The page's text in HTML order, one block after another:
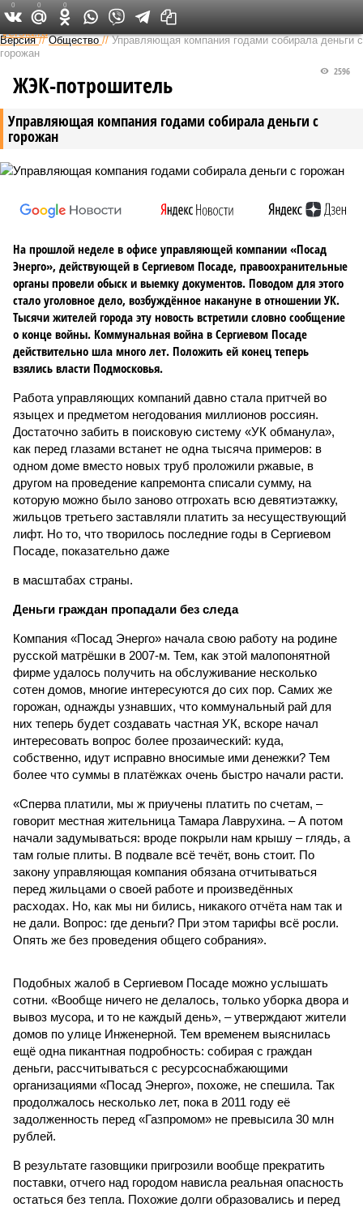
Федеральный выпуск
Версия //Общество //Управляющая компания годами собирала деньги с
горожан
Управляющая компания годами собирала деньги с
горожан
2596
ЖЭК-потрошитель
На прошлой неделе в офисе управляющей компании «Посад
Энерго», действующей в Сергиевом Посаде, правоохранительные
органы провели обыск и выемку документов. Поводом для этого
стало уголовное дело, возбуждённое накануне в отношении УК.
Тысячи жителей города эту новость встретили словно сообщение
о конце войны. Коммунальная война в Сергиевом Посаде
действительно шла много лет. Положить ей конец теперь
взялись власти Подмосковья.
Работа управляющих компаний давно стала притчей во
языцех и предметом негодования миллионов россиян.
Достаточно забить в поисковую систему «УК обманула»,
как перед глазами встанет не одна тысяча примеров: в
одном доме вместо новых труб проложили ржавые, в
другом на проведение капремонта списали сумму, на
которую можно было заново отгрохать всю девятиэтажку,
жильцов третьего заставляли платить за несуществующий
лифт. Но то, что творилось последние годы в Сергиевом
Посаде, показательно даже
в масштабах страны.
Деньги граждан пропадали без следа
Компания «Посад Энерго» начала свою работу на родине
русской матрёшки в 2007-м. Тем, как этой малопонятной
фирме удалось получить на обслуживание несколько
сотен домов, многие интересуются до сих пор. Самих же
горожан, однажды узнавших, что коммунальный рай для
них теперь будет создавать частная УК, вскоре начал
интересовать вопрос более прозаический: куда,
собственно, идут исправно вносимые ими денежки? Тем
более что суммы в платёжках очень быстро начали расти.
«Сперва платили, мы ж приучены платить по счетам, –
говорит местная жительница Тамара Лаврухина. – А потом
начали задумываться: вроде покрыли нам крышу – глядь, а
там голые плиты. В подвале всё течёт, вонь стоит. По
закону управляющая компания обязана отчитываться
перед жильцами о своей работе и произведённых
расходах. Но, как мы ни бились, никакого отчёта нам так и
не дали. Вопрос: где деньги? При этом тарифы всё росли.
Опять же без проведения общего собрания».
Подобных жалоб в Сергиевом Посаде можно услышать
сотни. «Вообще ничего не делалось, только уборка двора и
вывоз мусора, и то не каждый день», – утверждают жители
домов по улице Инженерной. Тем временем выяснилась
ещё одна пикантная подробность: собирая с граждан
деньги, рассчитываться с ресурсоснабжающими
организациями «Посад Энерго», похоже, не спешила. Так
продолжалось несколько лет, пока в 2011 году её
задолженность перед «Газпромом» не превысила 30 млн
рублей.
В результате газовщики пригрозили вообще прекратить
поставки, отчего над городом нависла реальная опасность
остаться без тепла. Похожие долги образовались и перед
0 0 0